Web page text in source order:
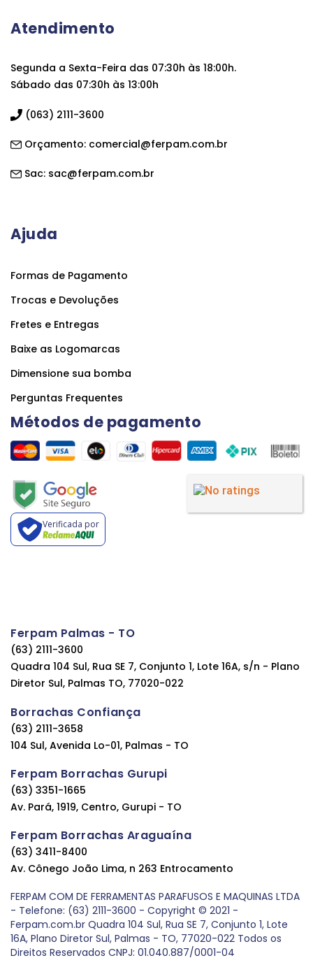
Atendimento
Segunda a Sexta-Feira das 07:30h às 18:00h.
Sábado das 07:30h às 13:00h
(063) 2111-3600
Orçamento: comercial@ferpam.com.br
Sac: sac@ferpam.com.br
Ajuda
Formas de Pagamento
Trocas e Devoluções
Fretes e Entregas
Baixe as Logomarcas
Dimensione sua bomba
Perguntas Frequentes
Métodos de pagamento
Verificada por
Ferpam Palmas - TO
(63) 2111-3600
Quadra 104 Sul, Rua SE 7, Conjunto 1, Lote 16A, s/n - Plano
Diretor Sul, Palmas TO, 77020-022
Borrachas Confiança
(63) 2111-3658
104 Sul, Avenida Lo-01, Palmas - TO
Ferpam Borrachas Gurupi
(63) 3351-1665
Av. Pará, 1919, Centro, Gurupi - TO
Ferpam Borrachas Araguaína
(63) 3411-8400
Av. Cônego João Lima, n 263 Entrocamento
FERPAM COM DE FERRAMENTAS PARAFUSOS E MAQUINAS LTDA
- Telefone: (63) 2111-3600 - Copyright © 2021 -
Ferpam.com.br Quadra 104 Sul, Rua SE 7, Conjunto 1, Lote
16A, Plano Diretor Sul, Palmas - TO, 77020-022 Todos os
Direitos Reservados CNPJ: 01.040.887/0001-04